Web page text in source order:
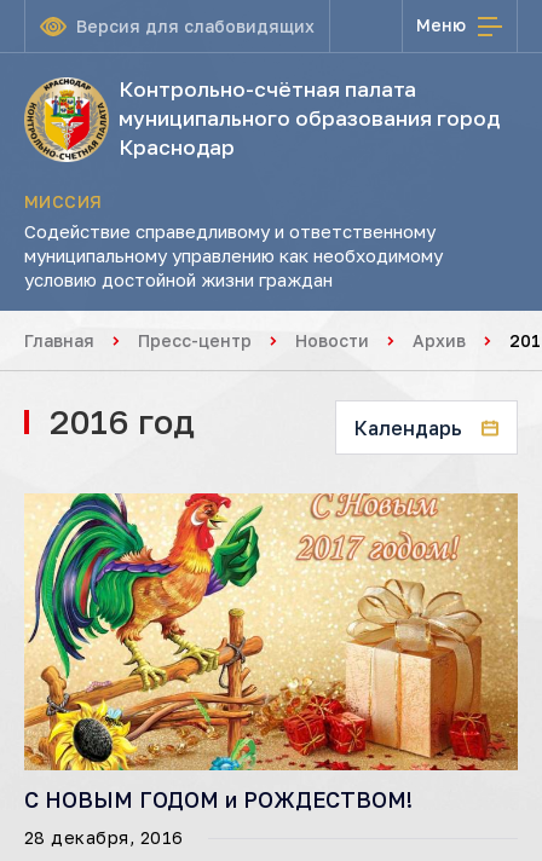
Версия для слабовидящих Меню
Контрольно-счётная палата
муниципального образования город
Краснодар
МИССИЯ
Содействие справедливому и ответственному
муниципальному управлению как необходимому
условию достойной жизни граждан
Главная Пресс-центр Новости Архив
2016 год Календарь
С НОВЫМ ГОДОМ и РОЖДЕСТВОМ!
28 декабря, 2016